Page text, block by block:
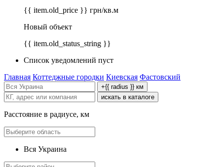
{{ item.old_price }} грн/кв.м
Новый объект
{{ item.old_status_string }}
Список уведомлений пуст
Главная Коттеджные городки Киевская Фастовский
+{{ radius }} км
искать в каталоге
Расстояние в радиусе, км
Вся Украина